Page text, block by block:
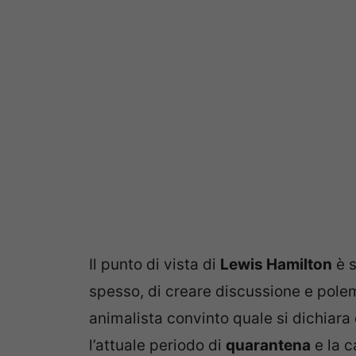
Il punto di vista di Lewis Hamilton è
spesso, di creare discussione e
animalista convinto quale si
l’attuale periodo di quarantena e la